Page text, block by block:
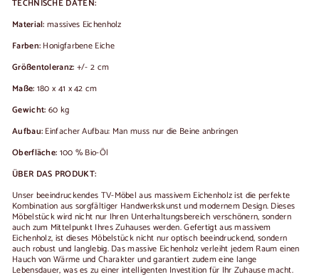
TECHNISCHE DATEN:
Material: massives Eichenholz
Farben: Honigfarbene Eiche
Größentoleranz: +/- 2 cm
Maße: 180 x 41 x 42 cm
Gewicht: 60 kg
Aufbau: Einfacher Aufbau: Man muss nur die Beine anbringen
Oberfläche: 100 % Bio-Öl
ÜBER DAS PRODUKT:
Unser beeindruckendes TV-Möbel aus massivem Eichenholz ist die perfekte
Kombination aus sorgfältiger Handwerkskunst und modernem Design. Dieses
Möbelstück wird nicht nur Ihren Unterhaltungsbereich verschönern, sondern
auch zum Mittelpunkt Ihres Zuhauses werden. Gefertigt aus massivem
Eichenholz, ist dieses Möbelstück nicht nur optisch beeindruckend, sondern
auch robust und langlebig. Das massive Eichenholz verleiht jedem Raum einen
Hauch von Wärme und Charakter und garantiert zudem eine lange
Lebensdauer, was es zu einer intelligenten Investition für Ihr Zuhause macht.